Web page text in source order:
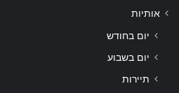
אותיות
יום בחודש
יום בשבוע
תיירות